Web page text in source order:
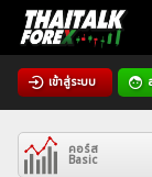
Skip
content
เข้าสู่ระบบ
Home
Newsคอร์ส
Basic